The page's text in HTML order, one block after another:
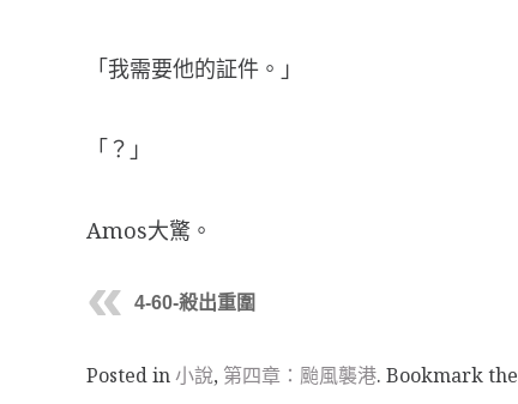
「我需要他的証件。」
「？」
Amos大驚。
4-60-殺出重圍
Posted in小說, 第四章：颱風襲港. Bookmark the